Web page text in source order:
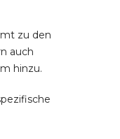
zu den
auch
hinzu.